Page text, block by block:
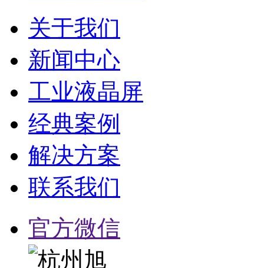
关于我们
新闻中心
工业液晶屏
经典案例
解决方案
联系我们
官方微信